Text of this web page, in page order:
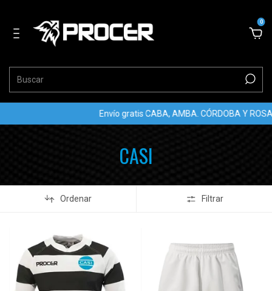
0
Envío gratis CABA, AMBA. CÓRDOBA Y ROSARIO
CASI
Ordenar Filtrar